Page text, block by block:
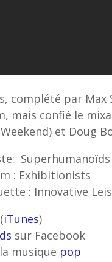
complété par Max
mais confié le
et Doug
Superhumanoïds
: Exhibitionists
: Innovative
iTunes)
sur Facebook
musique pop